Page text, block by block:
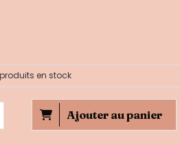
produits en stock
Ajouter au panier